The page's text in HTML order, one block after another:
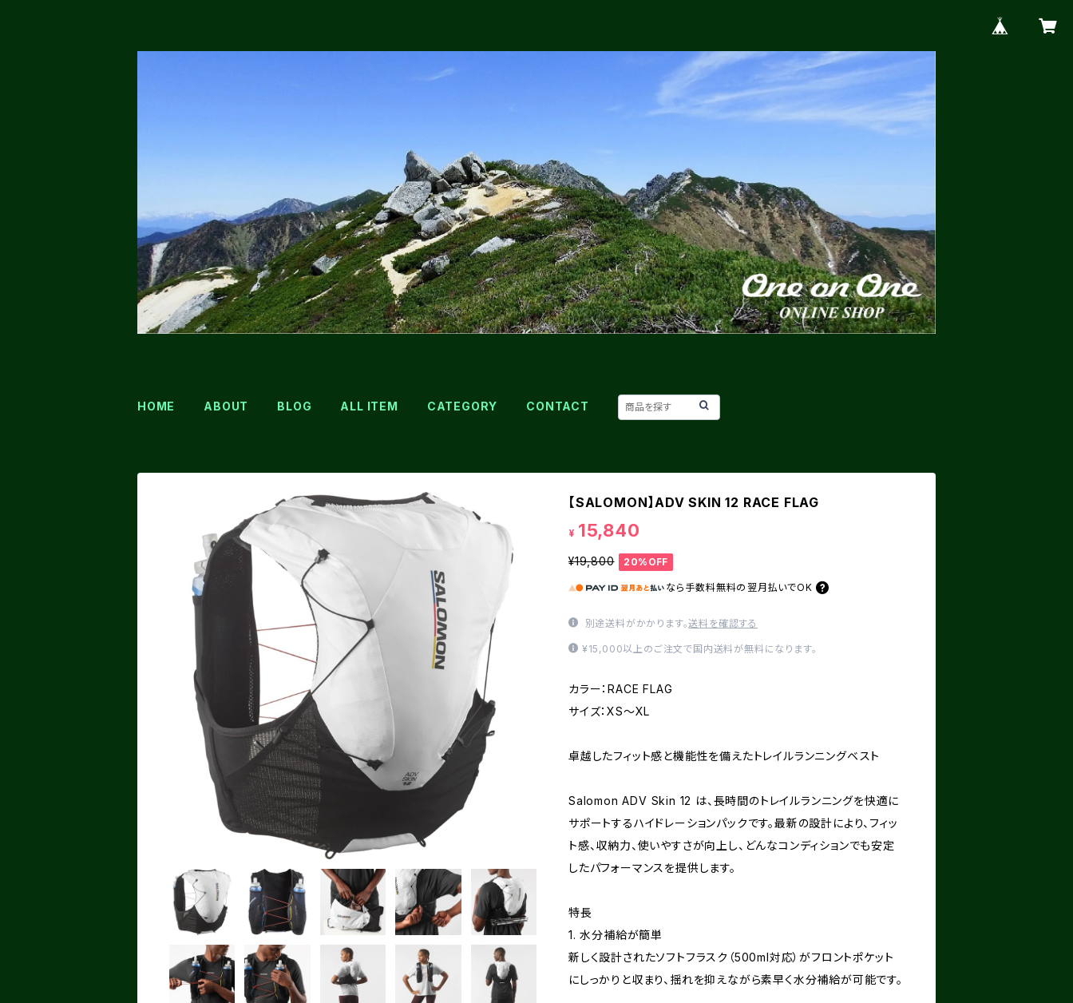
HOME ABOUT BLOG ALL ITEM CATEGORY CONTACT
【SALOMON】ADV SKIN 12 RACE FLAG
¥ 15,840
¥19,800 20%OFF
なら 手数料無料の 翌月払いでOK
別途送料がかかります。送料を確認する
¥15,000以上のご注文で国内送料が無料になります。
カラー：RACE FLAG
サイズ：XS～XL
卓越したフィット感と機能性を備えたトレイルランニングベスト
Salomon ADV Skin 12 は、長時間のトレイルランニングを快適に
サポートするハイドレーションパックです。最新の設計により、フィッ
ト感、収納力、使いやすさが向上し、どんなコンディションでも安定
したパフォーマンスを提供します。
特長
1. 水分補給が簡単
新しく設計されたソフトフラスク（500ml対応）がフロントポケット
にしっかりと収まり、揺れを抑えながら素早く水分補給が可能です。